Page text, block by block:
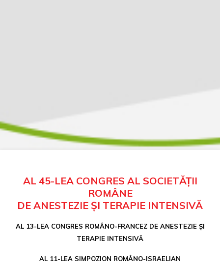
AL 45-LEA CONGRES AL SOCIETĂȚII
ROMÂNE
DE ANESTEZIE ȘI TERAPIE INTENSIVĂ
AL 13-LEA CONGRES ROMÂNO-FRANCEZ DE ANESTEZIE ȘI
TERAPIE INTENSIVĂ
AL 11-LEA SIMPOZION ROMÂNO-ISRAELIAN